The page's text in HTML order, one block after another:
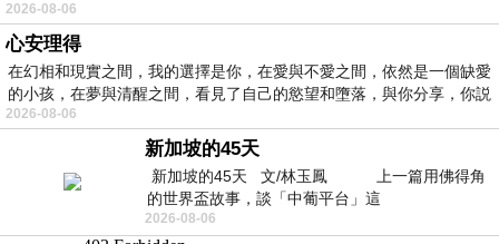
2026-08-06
心安理得
在幻相和現實之間，我的選擇是你，在愛與不愛之間，依然是一個缺愛
的小孩，在夢與清醒之間，看見了自己的慾望和墮落，與你分享，你説
2026-08-06
新加坡的45天
新加坡的45天 文/林玉鳳 上一篇用佛得角
的世界盃故事，談「中葡平台」這
2026-08-06